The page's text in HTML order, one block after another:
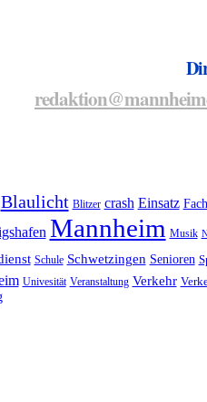
Blaulicht Blitzer crash Einsatz
Mannheim Musik
Schule Schwetzingen Senioren
Univesität Veranstaltung Verkehr